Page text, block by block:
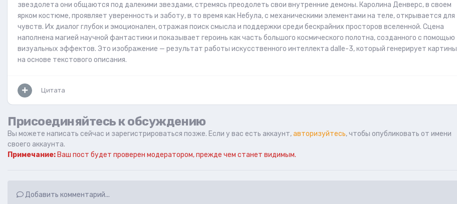
звездолета они общаются под далекими звездами, стремясь преодолеть свои внутренние демоны. Каролина Денверс, в своем
ярком костюме, проявляет уверенность и заботу, в то время как Небула, с механическими элементами на теле, открывается для
чувств. Их диалог глубок и эмоционален, отражая поиск смысла и поддержки среди бескрайних просторов вселенной. Сцена
наполнена магией научной фантастики и показывает героинь как часть большого космического полотна, созданного с помощью
визуальных эффектов. Это изображение — результат работы искусственного интеллекта dalle-3, который генерирует картины
на основе текстового описания.
Цитата
Присоединяйтесь к обсуждению
Вы можете написать сейчас и зарегистрироваться позже. Если у вас есть аккаунт,авторизуйтесь, чтобы опубликовать от имени
своего аккаунта.
Примечание: Ваш пост будет проверен модератором, прежде чем станет видимым.
Добавить комментарий...